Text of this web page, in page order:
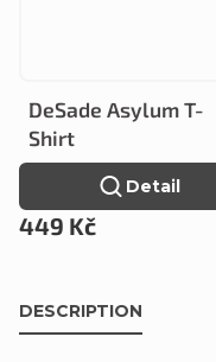
DeSade Asylum T-
Shirt
449 Kč
Detail
DESCRIPTION